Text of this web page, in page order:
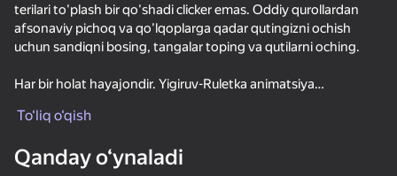
Страйк: шутер
terilari to'plash bir qo'shadi clicker emas. Oddiy qurollardan
afsonaviy pichoq va qo'lqoplarga qadar qutingizni ochish
uchun sandiqni bosing, tangalar toping va qutilarni oching.
Har bir holat hayajondir. Yigiruv-Ruletka animatsiya
ko'tarilishni. O'nlab holatlar, yuzlab terilar va har doim yangi
To‘liq o‘qish
Qanday o‘ynaladi